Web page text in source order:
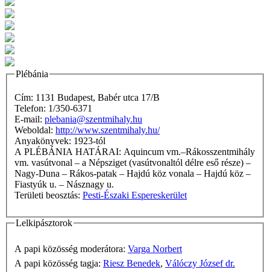
Plébánia
Cím: 1131 Budapest, Babér utca 17/B
Telefon: 1/350-6371
E-mail: plebania@szentmihaly.hu
Weboldal: http://www.szentmihaly.hu/
Anyakönyvek: 1923-tól
A PLÉBÁNIA HATÁRAI: Aquincum vm.–Rákosszentmihály
vm. vasútvonal – a Népsziget (vasútvonaltól délre eső része) –
Nagy-Duna – Rákos-patak – Hajdú köz vonala – Hajdú köz –
Fiastyúk u. – Násznagy u.
Területi beosztás: Pesti-Északi Espereskerület
Lelkipásztorok
A papi közösség moderátora: Varga Norbert
A papi közösség tagja: Riesz Benedek, Válóczy József dr.